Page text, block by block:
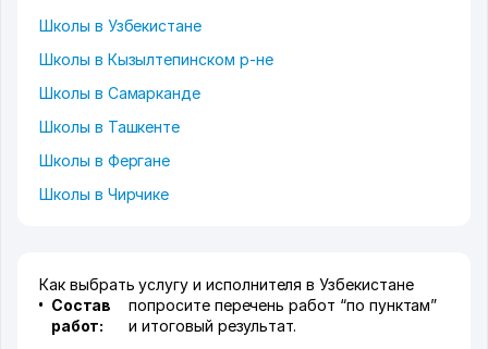
Школы в Узбекистане
Школы в Кызылтепинском р-не
Школы в Самарканде
Школы в Ташкенте
Школы в Фергане
Школы в Чирчике
Как выбрать услугу и исполнителя в Узбекистане
Состав
работ:
попросите перечень работ “по пунктам”
и итоговый результат.